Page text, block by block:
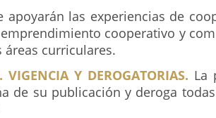
apoyarán las experiencias de
cooperativo y
áreas curriculares.
VIGENCIA Y DEROGATORIAS. La
de su publicación y deroga